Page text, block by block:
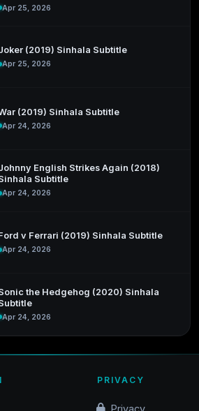
Apr 25, 2026
(2019) Sinhala Subtitle
Apr 25, 2026
(2019) Sinhala Subtitle
Apr 24, 2026
English Strikes Again (2018)
Subtitle
Apr 24, 2026
v Ferrari (2019) Sinhala Subtitle
Apr 24, 2026
the Hedgehog (2020) Sinhala
Apr 24, 2026
PRIVACY
Privacy